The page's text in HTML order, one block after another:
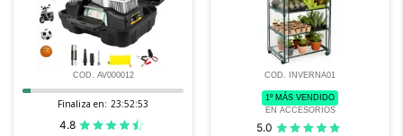
COD. AV000012
Finaliza en: 23:52:52
4.8
COD. INVERNA01
1º MÁS VENDIDO
EN ACCESORIOS
5.0